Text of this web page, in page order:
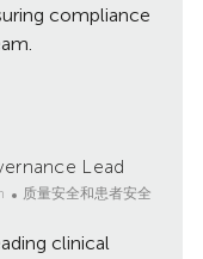
compliance
(MBL) Bio DS
Lead
类
质量安全和患者安全
clinical